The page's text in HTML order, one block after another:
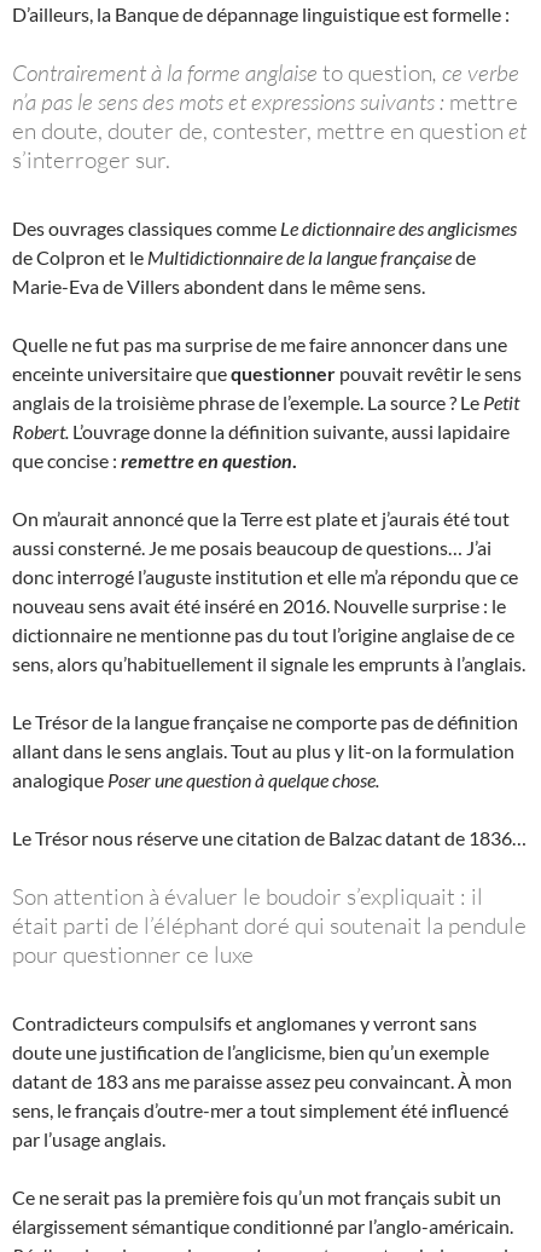
D’ailleurs, la Banque de dépannage linguistique est formelle :
Contrairement à la forme anglaise to question, ce verbe
n’a pas le sens des mots et expressions suivants : mettre
en doute, douter de, contester, mettre en question et
s’interroger sur.
Des ouvrages classiques comme Le dictionnaire des anglicismes
de Colpron et le Multidictionnaire de la langue françaisede
Marie-Eva de Villers abondent dans le même sens.
Quelle ne fut pas ma surprise de me faire annoncer dans une
enceinte universitaire quequestionner pouvait revêtir le sens
anglais de la troisième phrase de l’exemple. La source ? Le Petit
Robert. L’ouvrage donne la définition suivante, aussi lapidaire
que concise : remettre en question.
On m’aurait annoncé que la Terre est plate et j’aurais été tout
aussi consterné. Je me posais beaucoup de questions… J’ai
donc interrogé l’auguste institution et elle m’a répondu que ce
nouveau sens avait été inséré en 2016. Nouvelle surprise : le
dictionnaire ne mentionne pas du tout l’origine anglaise de ce
sens, alors qu’habituellement il signale les emprunts à l’anglais.
Le Trésor de la langue française ne comporte pas de définition
allant dans le sens anglais. Tout au plus y lit-on la formulation
analogique Poser une question à quelque chose.
Le Trésor nous réserve une citation de Balzac datant de 1836…
Son attention à évaluer le boudoir s’expliquait : il
était parti de l’éléphant doré qui soutenait la pendule
pour questionner ce luxe
Contradicteurs compulsifs et anglomanes y verront sans
doute une justification de l’anglicisme, bien qu’un exemple
datant de 183 ans me paraisse assez peu convaincant. À mon
sens, le français d’outre-mer a tout simplement été influencé
par l’usage anglais.
Ce ne serait pas la première fois qu’un mot français subit un
élargissement sémantique conditionné par l’anglo-américain.